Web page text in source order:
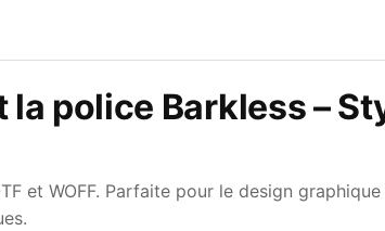
police Barkless –
et WOFF. Parfaite pour le design graphique